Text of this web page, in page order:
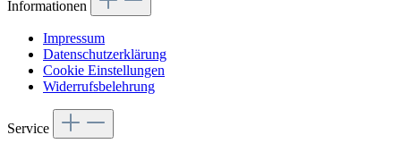
Informationen
Impressum
Datenschutzerklärung
Cookie Einstellungen
Widerrufsbelehrung
Service